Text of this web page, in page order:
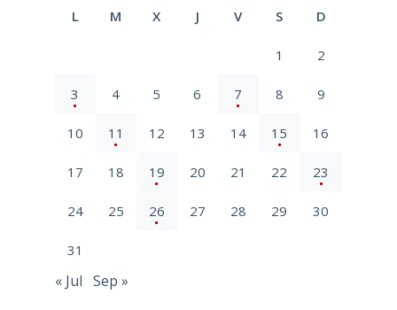
L M X J V S D
1 2
3 4 5 6 7 8 9
10 11 12 13 14 15 16
17 18 19 20 21 22 23
24 25 26 27 28 29 30
31
« Jul Sep »